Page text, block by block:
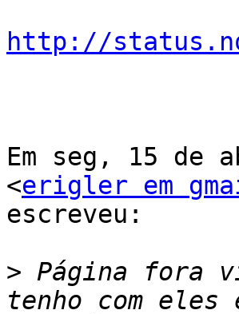
http://
Em seg, 15 de
<erigler em
escreveu:
> Página fora